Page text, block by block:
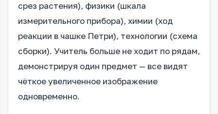
срез растения), физики (шкала
измерительного прибора), химии (ход
реакции в чашке Петри), технологии (схема
сборки). Учитель больше не ходит по рядам,
демонстрируя один предмет — все видят
чёткое увеличенное изображение
одновременно.